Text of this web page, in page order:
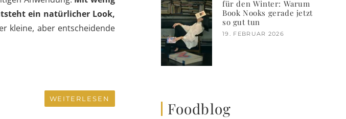
ein natürlicher Look,
kleine, aber entscheidende
WEITERLESEN
für den Winter: Warum
Book Nooks gerade jetzt
so gut tun
19. FEBRUAR 2026
Foodblog